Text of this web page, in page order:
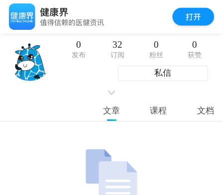
0
发布
32
订阅
0
粉丝
0
获赞
私信
文章 课程 文档